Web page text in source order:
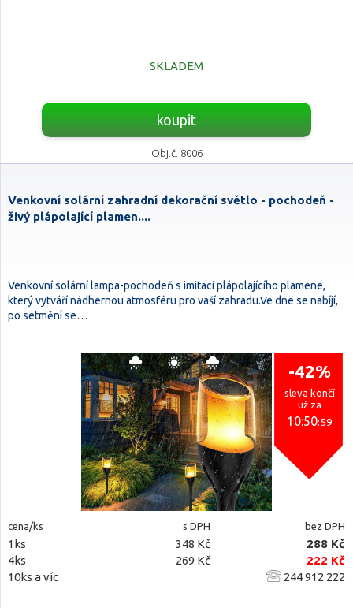
SKLADEM
koupit
Obj.č. 8006
Venkovní solární zahradní dekorační světlo - pochodeň -
živý plápolající plamen....
Venkovní solární lampa-pochodeň s imitací plápolajícího plamene,
který vytváří nádhernou atmosféru pro vaší zahradu.Ve dne se nabíjí,
po setmění se…
-42%
sleva končí
už za
10:50:59
cena/ks s DPH bez DPH
1ks 348 Kč
288 Kč
4ks
269 Kč
222 Kč
10ks a víc
244 912 222